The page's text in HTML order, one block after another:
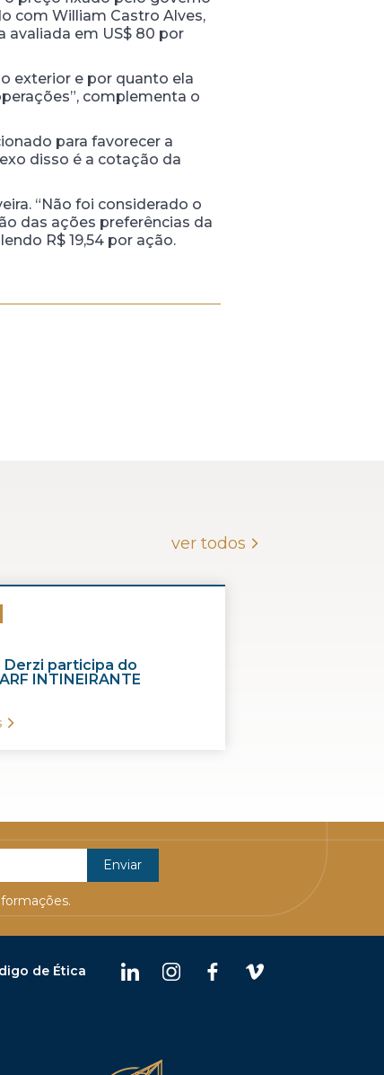
com William Castro Alves,
avaliada em US$ 80 por
exterior e por quanto ela
complementa o
para favorecer a
disso é a cotação da
“Não foi considerado o
das ações preferências da
R$ 19,54 por ação.
ver todos
Derzi participa do
INTINEIRANTE
de Ética